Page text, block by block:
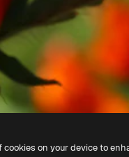
on your device to